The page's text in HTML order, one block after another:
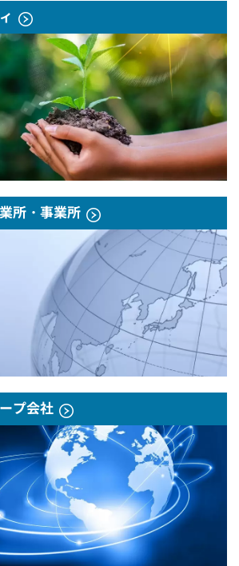
所・事業所
プ会社